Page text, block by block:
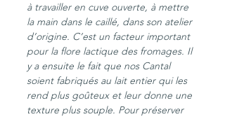
à travailler en cuve ouverte, à mettre
la main dans le caillé, dans son atelier
d’origine. C’est un facteur important
pour la flore lactique des fromages. Il
y a ensuite le fait que nos Cantal
soient fabriqués au lait entier qui les
rend plus goûteux et leur donne une
texture plus souple. Pour préserver